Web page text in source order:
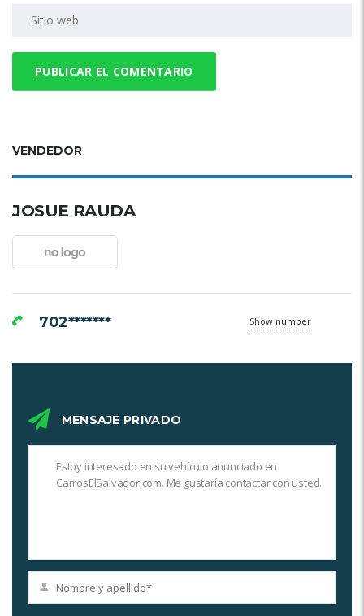
VENDEDOR
JOSUE RAUDA
702******* Show number
MENSAJE PRIVADO